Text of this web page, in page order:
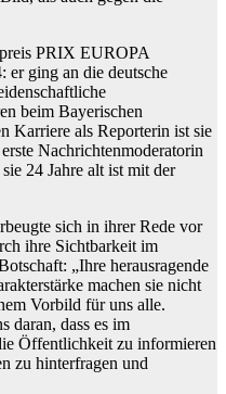
PRIX EUROPA
er ging an die deutsche
beim Bayerischen
Karriere als Reporterin ist sie
Nachrichtenmoderatorin
24 Jahre alt ist mit der
sich in ihrer Rede vor
ihre Sichtbarkeit im
„Ihre herausragende
machen sie nicht
Vorbild für uns alle.
daran, dass es im
Öffentlichkeit zu informieren
zu hinterfragen und